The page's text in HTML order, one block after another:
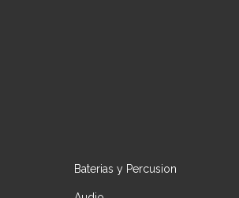
Baterias y Percusion